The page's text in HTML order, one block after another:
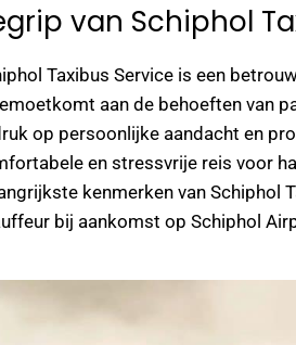
van Schiphol
Taxibus Service is een
aan de behoeften van
op persoonlijke aandacht en
en stressvrije reis voor
kenmerken van Schiphol
bij aankomst op Schiphol